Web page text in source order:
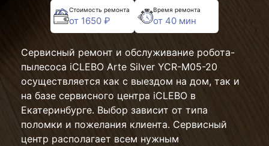
Стоимость ремонта
от 1650 ₽
Время ремонта
от 40 мин
Сервисный ремонт и обслуживание робота-
пылесоса iCLEBO Arte Silver YCR-M05-20
осуществляется как с выездом на дом, так и
на базе сервисного центра iCLEBO в
Екатеринбурге. Выбор зависит от типа
поломки и пожелания клиента. Сервисный
центр располагает всем нужным